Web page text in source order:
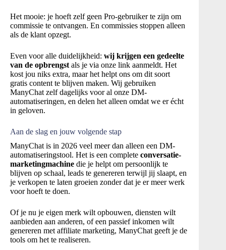
Het mooie: je hoeft zelf geen Pro-gebruiker te zijn om
commissie te ontvangen. En commissies stoppen alleen
als de klant opzegt.
Even voor alle duidelijkheid: wij krijgen een gedeelte
van de opbrengst als je via onze link aanmeldt. Het
kost jou niks extra, maar het helpt ons om dit soort
gratis content te blijven maken. Wij gebruiken
ManyChat zelf dagelijks voor al onze DM-
automatiseringen, en delen het alleen omdat we er écht
in geloven.
Aan de slag en jouw volgende stap
ManyChat is in 2026 veel meer dan alleen een DM-
automatiseringstool. Het is een complete conversatie-
marketingmachine die je helpt om persoonlijk te
blijven op schaal, leads te genereren terwijl jij slaapt, en
je verkopen te laten groeien zonder dat je er meer werk
voor hoeft te doen.
Of je nu je eigen merk wilt opbouwen, diensten wilt
aanbieden aan anderen, of een passief inkomen wilt
genereren met affiliate marketing, ManyChat geeft je de
tools om het te realiseren.